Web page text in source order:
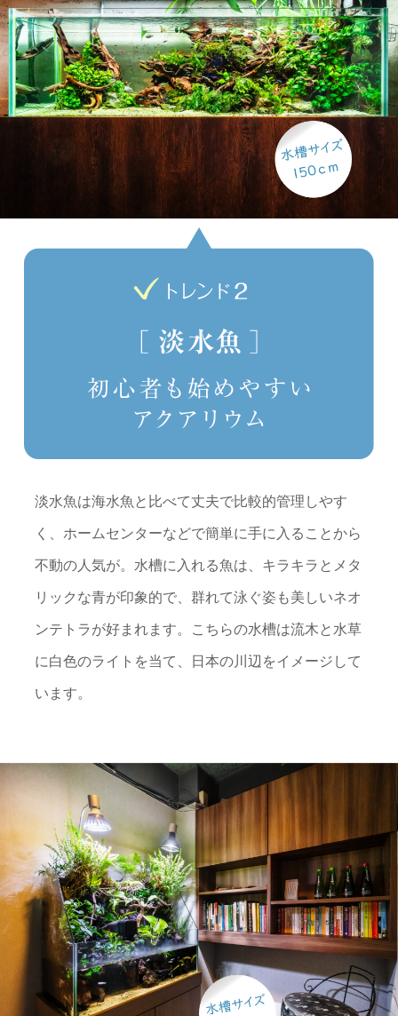
淡水魚は海水魚と比べて丈夫で比較的管理しやす
く、ホームセンターなどで簡単に手に入ることから
不動の人気が。水槽に入れる魚は、キラキラとメタ
リックな青が印象的で、群れて泳ぐ姿も美しいネオ
ンテトラが好まれます。こちらの水槽は流木と水草
に白色のライトを当て、日本の川辺をイメージして
います。